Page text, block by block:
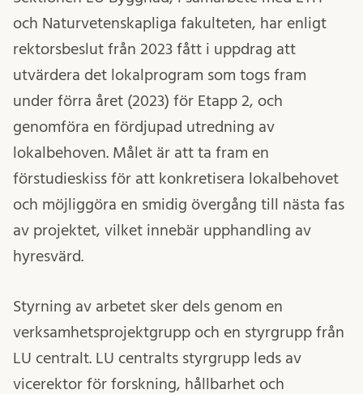
och Naturvetenskapliga fakulteten, har enligt
rektorsbeslut från 2023 fått i uppdrag att
utvärdera det lokalprogram som togs fram
under förra året (2023) för Etapp 2, och
genomföra en fördjupad utredning av
lokalbehoven. Målet är att ta fram en
förstudieskiss för att konkretisera lokalbehovet
och möjliggöra en smidig övergång till nästa fas
av projektet, vilket innebär upphandling av
hyresvärd.
Styrning av arbetet sker dels genom en
verksamhetsprojektgrupp och en styrgrupp från
LU centralt. LU centralts styrgrupp leds av
vicerektor för forskning, hållbarhet och